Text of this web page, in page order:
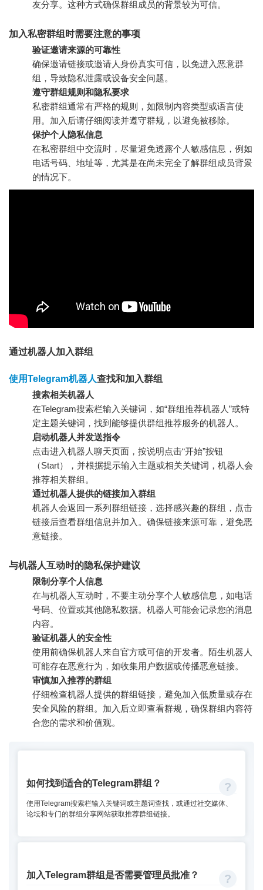
友分享。这种方式确保群组成员的背景较为可信。
加入私密群组时需要注意的事项
验证邀请来源的可靠性
确保邀请链接或邀请人身份真实可信，以免进入恶意群
组，导致隐私泄露或设备安全问题。
遵守群组规则和隐私要求
私密群组通常有严格的规则，如限制内容类型或语言使
用。加入后请仔细阅读并遵守群规，以避免被移除。
保护个人隐私信息
在私密群组中交流时，尽量避免透露个人敏感信息，例如
电话号码、地址等，尤其是在尚未完全了解群组成员背景
的情况下。
通过机器人加入群组
使用Telegram机器人查找和加入群组
搜索相关机器人
在Telegram搜索栏输入关键词，如“群组推荐机器人”或特
定主题关键词，找到能够提供群组推荐服务的机器人。
启动机器人并发送指令
点击进入机器人聊天页面，按说明点击“开始”按钮
（Start），并根据提示输入主题或相关关键词，机器人会
推荐相关群组。
通过机器人提供的链接加入群组
机器人会返回一系列群组链接，选择感兴趣的群组，点击
链接后查看群组信息并加入。确保链接来源可靠，避免恶
意链接。
与机器人互动时的隐私保护建议
限制分享个人信息
在与机器人互动时，不要主动分享个人敏感信息，如电话
号码、位置或其他隐私数据。机器人可能会记录您的消息
内容。
验证机器人的安全性
使用前确保机器人来自官方或可信的开发者。陌生机器人
可能存在恶意行为，如收集用户数据或传播恶意链接。
审慎加入推荐的群组
仔细检查机器人提供的群组链接，避免加入低质量或存在
安全风险的群组。加入后立即查看群规，确保群组内容符
合您的需求和价值观。
如何找到适合的Telegram群组？
使用Telegram搜索栏输入关键词或主题词查找，或通过社交媒体、
论坛和专门的群组分享网站获取推荐群组链接。
加入Telegram群组是否需要管理员批准？